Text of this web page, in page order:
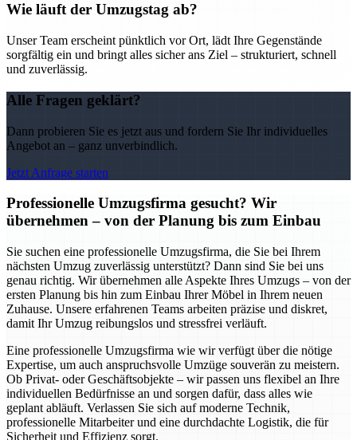
Wie läuft der Umzugstag ab?
Unser Team erscheint pünktlich vor Ort, lädt Ihre Gegenstände
sorgfältig ein und bringt alles sicher ans Ziel – strukturiert, schnell
und zuverlässig.
Alle Fragen geklärt?
Dann probieren Sie es jetzt aus und fordern Sie Ihr individuelles
Angebot an – ganz unverbindlich.
Jetzt Anfrage starten
Professionelle Umzugsfirma gesucht? Wir
übernehmen – von der Planung bis zum Einbau
Sie suchen eine professionelle Umzugsfirma, die Sie bei Ihrem
nächsten Umzug zuverlässig unterstützt? Dann sind Sie bei uns
genau richtig. Wir übernehmen alle Aspekte Ihres Umzugs – von der
ersten Planung bis hin zum Einbau Ihrer Möbel in Ihrem neuen
Zuhause. Unsere erfahrenen Teams arbeiten präzise und diskret,
damit Ihr Umzug reibungslos und stressfrei verläuft.
Eine professionelle Umzugsfirma wie wir verfügt über die nötige
Expertise, um auch anspruchsvolle Umzüge souverän zu meistern.
Ob Privat- oder Geschäftsobjekte – wir passen uns flexibel an Ihre
individuellen Bedürfnisse an und sorgen dafür, dass alles wie
geplant abläuft. Verlassen Sie sich auf moderne Technik,
professionelle Mitarbeiter und eine durchdachte Logistik, die für
Sicherheit und Effizienz sorgt.